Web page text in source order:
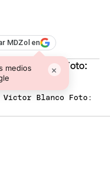
MDZol en
medios
×
Blanco Foto: